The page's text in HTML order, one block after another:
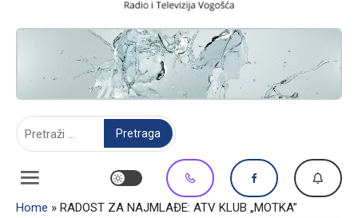
RADIO TELEVIZIJA VOGOŠĆA
Home » RADOST ZA NAJMLAĐE: ATV KLUB „MOTKA”